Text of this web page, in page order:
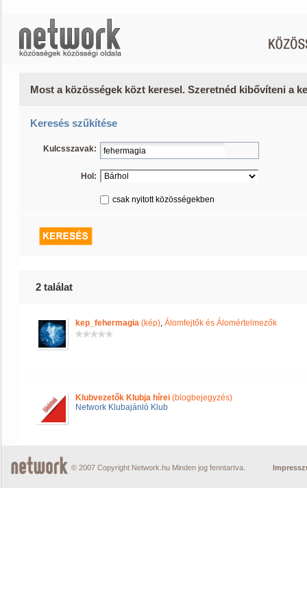
Most a közösségek közt keresel. Szeretnéd kibővíteni a
Keresés szűkítése
Kulcsszavak:
Hol:
csak nyitott közösségekben
2 találat
kep_fehermagia (kép), Álomfejtők és Álomértelmezők
Klubvezetők Klubja hírei (blogbejegyzés)
Network Klubajánló Klub
© 2007 Copyright Network.hu Minden jog fenntartva.